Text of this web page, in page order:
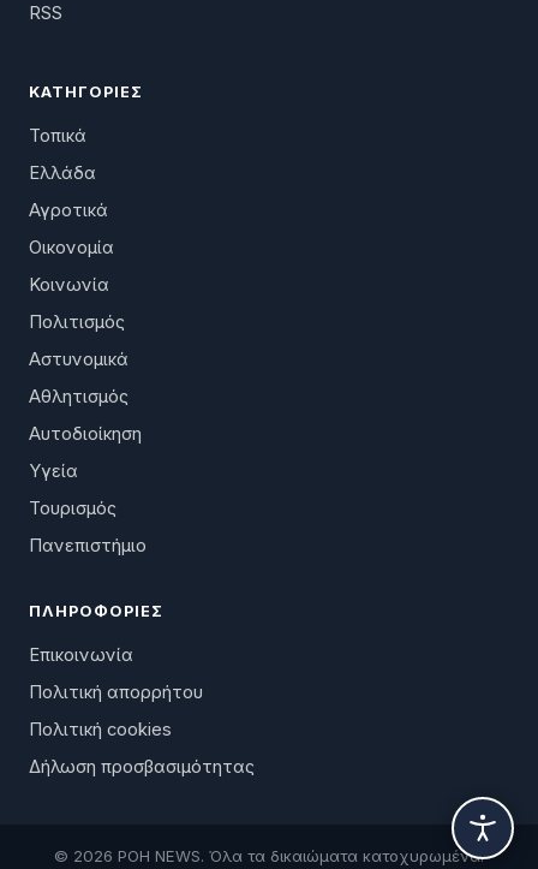
RSS
ΚΑΤΗΓΟΡΊΕΣ
Τοπικά
Ελλάδα
Αγροτικά
Οικονομία
Κοινωνία
Πολιτισμός
Αστυνομικά
Αθλητισμός
Αυτοδιοίκηση
Υγεία
Τουρισμός
Πανεπιστήμιο
ΠΛΗΡΟΦΟΡΊΕΣ
Επικοινωνία
Πολιτική απορρήτου
Πολιτική cookies
Δήλωση προσβασιμότητας
© 2026 ΡΟΗ NEWS. Όλα τα δικαιώματα κατοχυρωμένα.